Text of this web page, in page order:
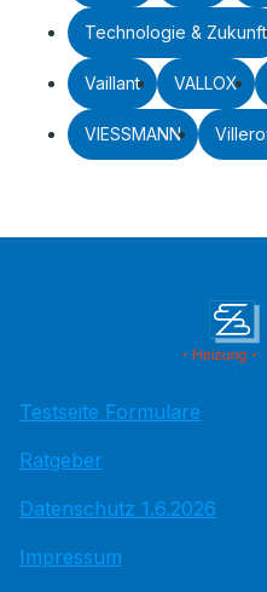
Technologie & Zukunft
Vaillant VALLOX
VIESSMANN
Testseite Formulare
Ratgeber
Datenschutz 1.6.2026
Impressum